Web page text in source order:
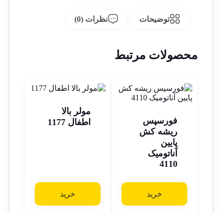
توضیحات نظرات (0)
محصولات مرتبط
فورسپس
ریشه کش
پایین
آناتومیک
4110
خرید
مولر بالا
اطفال 1177
خرید